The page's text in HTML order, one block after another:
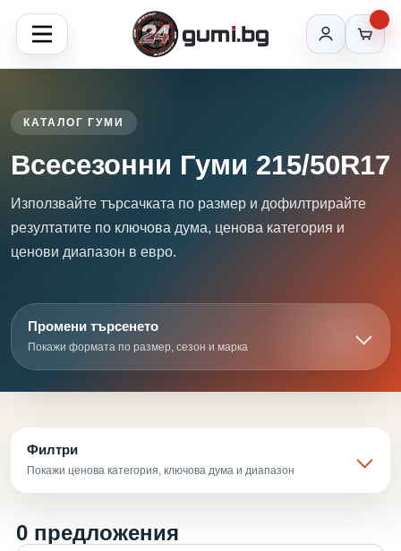
КАТАЛОГ ГУМИ
Всесезонни Гуми 215/50R17
Използвайте търсачката по размер и дофилтрирайте
резултатите по ключова дума, ценова категория и
ценови диапазон в евро.
Промени търсенето
Покажи формата по размер, сезон и марка
Филтри
Покажи ценова категория, ключова дума и диапазон
0 предложения